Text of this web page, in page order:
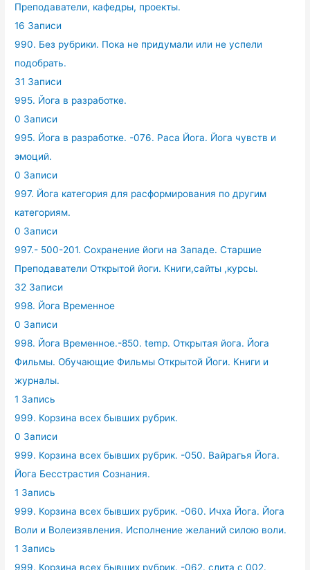
Преподаватели, кафедры, проекты.
16 Записи
990. Без рубрики. Пока не придумали или не успели
подобрать.
31 Записи
995. Йога в разработке.
0 Записи
995. Йога в разработке. -076. Раса Йога. Йога чувств и
эмоций.
0 Записи
997. Йога категория для расформирования по другим
категориям.
0 Записи
997.- 500-201. Сохранение йоги на Западе. Старшие
Преподаватели Открытой йоги. Книги,сайты ,курсы.
32 Записи
998. Йога Временное
0 Записи
998. Йога Временное.-850. temp. Открытая йога. Йога
Фильмы. Обучающие Фильмы Открытой Йоги. Книги и
журналы.
1 Запись
999. Корзина всех бывших рубрик.
0 Записи
999. Корзина всех бывших рубрик. -050. Вайрагья Йога.
Йога Бесстрастия Сознания.
1 Запись
999. Корзина всех бывших рубрик. -060. Ичха Йога. Йога
Воли и Волеизявления. Исполнение желаний силою воли.
1 Запись
999. Корзина всех бывших рубрик. -062. слита с 002.